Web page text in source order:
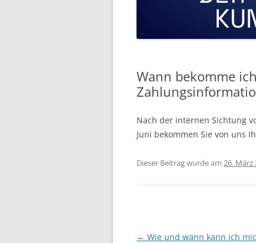
Wann bekomme
Nach der internen Sichtung
Juni bekommen Sie von uns
Dieser Beitrag wurde am 26. März
Beitragsnavigation
← Wie und wann kann ich